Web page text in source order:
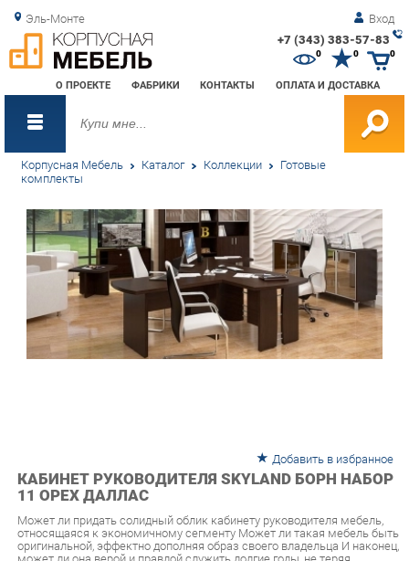
Эль-Монте Вход
+7 (343) 383-57-83
О ПРОЕКТЕ ФАБРИКИ КОНТАКТЫ ОПЛАТА И ДОСТАВКА
0 0
Корпусная Мебель Каталог Коллекции Готовые
комплекты
КАБИНЕТ РУКОВОДИТЕЛЯ SKYLAND БОРН НАБОР
11 ОРЕХ ДАЛЛАС
Может ли придать солидный облик кабинету руководителя мебель,
оригинальной, эффектно дополняя образ своего владельца И наконец,
может ли она верой и правдой служить долгие годы, не теряя
презентабельного внешнего вида Да, может, если это мебель для